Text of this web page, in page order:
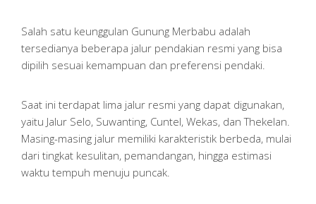
Salah satu keunggulan Gunung Merbabu adalah
tersedianya beberapa jalur pendakian resmi yang bisa
dipilih sesuai kemampuan dan preferensi pendaki.
Saat ini terdapat lima jalur resmi yang dapat digunakan,
yaitu Jalur Selo, Suwanting, Cuntel, Wekas, dan Thekelan.
Masing-masing jalur memiliki karakteristik berbeda, mulai
dari tingkat kesulitan, pemandangan, hingga estimasi
waktu tempuh menuju puncak.